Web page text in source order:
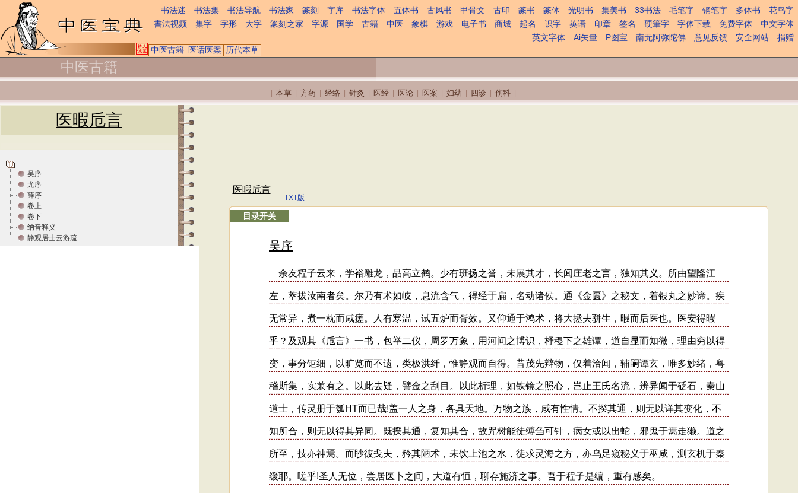
书法迷 书法集 书法导航 书法家 篆刻 字库 书法字体 五体书 古风书 甲骨文 古印 篆书 篆体 光明书 集美书 33书法 毛笔字 钢笔字 多体书
花鸟字
書法视频
集字 字形 大字 篆刻之家 字源 国学 古籍 中医 象棋 游戏 电子书 商城 起名 识字 英语 印章 签名 硬筆字 字体下载 免费字体
中文字体
英文字体
Ai矢量 P图宝 南无阿弥陀佛 意见反馈 安全网站
捐赠
中医古籍 医话医案 历代本草
中医古籍
本草 方药 经络 针灸 医经 医论 医案 妇幼 四诊 伤科
医暇卮言
吴序
尤序
薛序
卷上
卷下
纳音释义
静观居士云游疏
医暇卮言
TXT版
目录开关